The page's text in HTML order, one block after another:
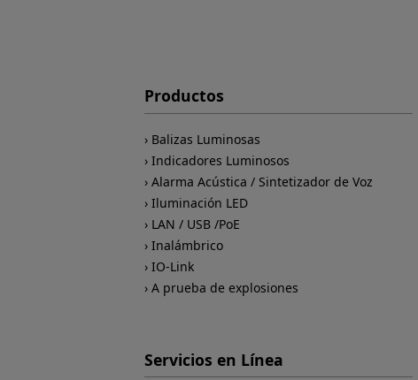
Productos
Balizas Luminosas
Indicadores Luminosos
Alarma Acústica / Sintetizador de Voz
Iluminación LED
LAN / USB /PoE
Inalámbrico
IO-Link
A prueba de explosiones
Servicios en Línea